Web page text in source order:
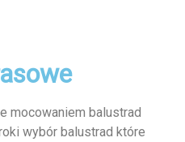
mocowaniem balustrad
wybór balustrad które